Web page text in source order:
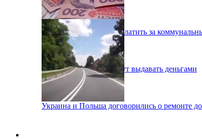
Как правильно сейчас платить за
Субсидии и льготы будут выдавать деньгами
Украина и Польша договорились о ремонте